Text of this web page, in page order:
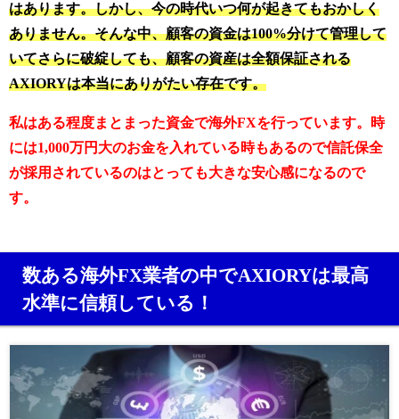
はあります。しかし、今の時代いつ何が起きてもおかしく
ありません。そんな中、顧客の資金は100%分けて管理して
いてさらに破綻しても、顧客の資産は全額保証される
AXIORYは本当にありがたい存在です。
私はある程度まとまった資金で海外FXを行っています。時
には1,000万円大のお金を入れている時もあるので信託保全
が採用されているのはとっても大きな安心感になるので
す。
数ある海外FX業者の中でAXIORYは最高
水準に信頼している！